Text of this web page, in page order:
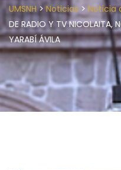
UMSNH> Noticias > Noticia
DE RADIO Y TV NICOLAITA,
YARABÍ ÁVILA